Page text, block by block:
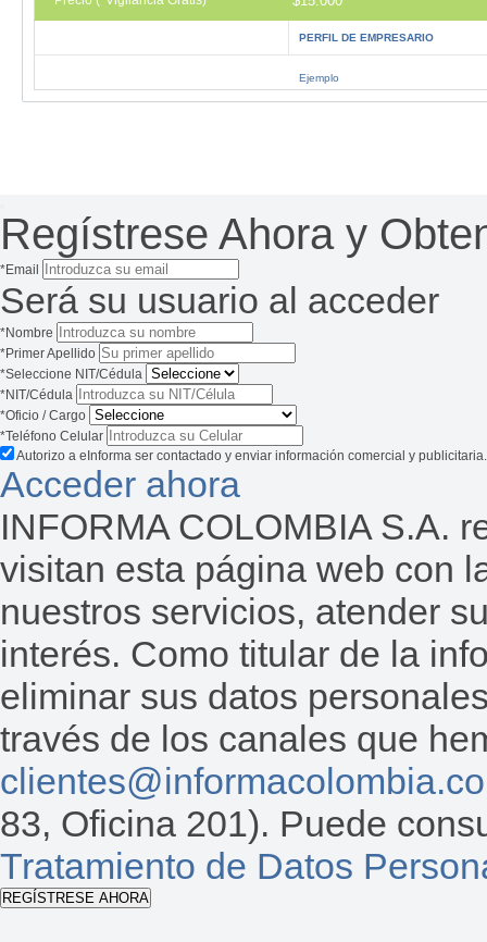
PERFIL DE EMPRESARIO
Ejemplo
Regístrese Ahora y
*Email
Será su usuario al acceder
*Nombre
*Primer Apellido
*Seleccione NIT/Cédula
*NIT/Cédula
*Oficio / Cargo
*Teléfono Celular
Autorizo a eInforma ser contactado y enviar información comercial y publicitaria.
Acceder ahora
INFORMA COLOMBIA S.A.
visitan esta página web con
nuestros servicios, atender
interés. Como titular de la
eliminar sus datos
través de los canales que
83, Oficina 201). Puede
Tratamiento de Datos
REGÍSTRESE AHORA